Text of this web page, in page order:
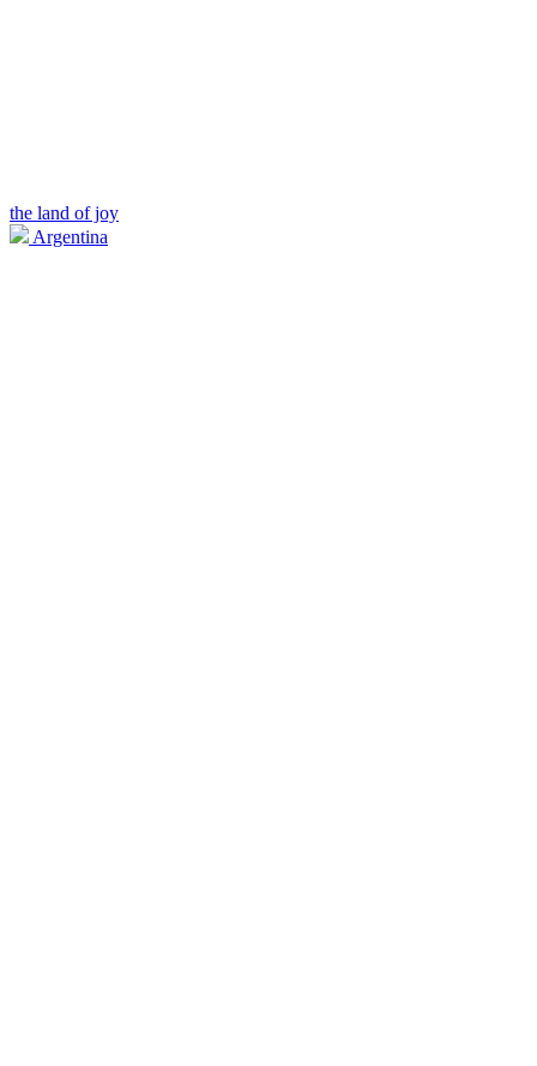
the land of joy
Argentina